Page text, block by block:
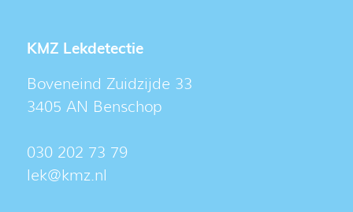
KMZ Lekdetectie
Boveneind Zuidzijde 33
3405 AN Benschop
030 202 73 79
lek@kmz.nl